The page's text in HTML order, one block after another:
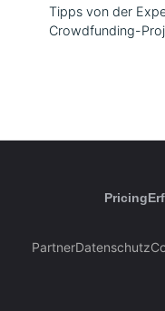
Tipps von der
Crowdfunding-
Pricing
PartnerDatenschutz